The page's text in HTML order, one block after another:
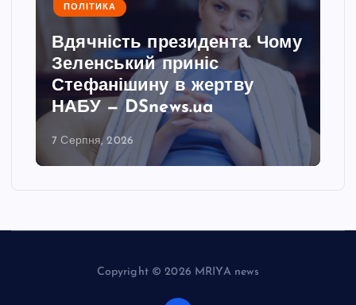
ПОЛІТИКА
Вдячність президента. Чому
Зеленський приніс
Стефанішину в жертву
НАБУ — DSnews.ua
7 Серпня, 2026
Copyright © 2026 MRIYA news